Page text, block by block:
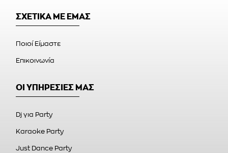
ΣΧΕΤΙΚΑ ΜΕ ΕΜΑΣ
Ποιοί Είμαστε
Επικοινωνία
ΟΙ ΥΠΗΡΕΣΙΕΣ ΜΑΣ
Dj για Party
Karaoke Party
Just Dance Party